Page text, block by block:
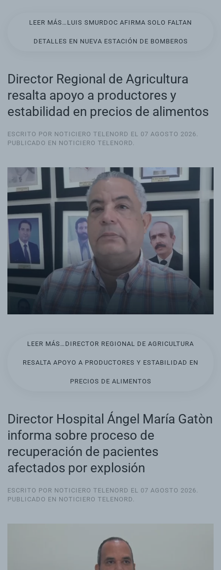
LEER MÁS…LUIS SMURDOC AFIRMA SOLO FALTAN
DETALLES EN NUEVA ESTACIÓN DE BOMBEROS
Director Regional de Agricultura
resalta apoyo a productores y
estabilidad en precios de alimentos
ESCRITO POR NOTICIERO TELENORD EL 07 AGOSTO 2026
PUBLICADO EN NOTICIERO TELENORD
LEER MÁS…DIRECTOR REGIONAL DE AGRICULTURA
RESALTA APOYO A PRODUCTORES Y ESTABILIDAD EN
PRECIOS DE ALIMENTOS
Director Hospital Ángel María Gatòn
informa sobre proceso de
recuperación de pacientes
afectados por explosión
ESCRITO POR NOTICIERO TELENORD EL 07 AGOSTO 2026.
PUBLICADO EN NOTICIERO TELENORD.